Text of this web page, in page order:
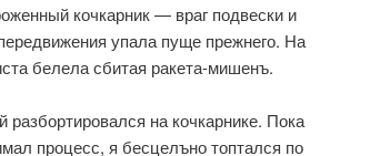
кочкарник — враг подвески и
упала пуще прежнего. На
белела сбитая ракета-мишенъ.
на кочкарнике. Пока
процесс, я бесцелъно топтался по